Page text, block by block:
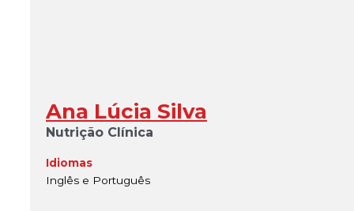
Ana Lúcia Silva
Nutrição Clínica
Idiomas
Inglês e Português